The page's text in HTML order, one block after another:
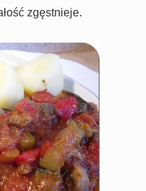
zgęstnieje.